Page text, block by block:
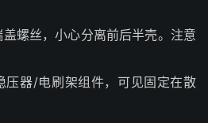
螺丝，小心分离前后半壳。注意
压器/电刷架组件，可见固定在散